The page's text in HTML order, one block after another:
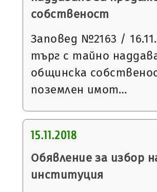
собственост
Заповед №2163 /
търг с тайно
общинска
поземлен имот…
15.11.2018
Обявление за избор
институция